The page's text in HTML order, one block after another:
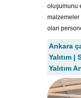
oluşumunu
malzemeler
olan
Ankara
Yalıtım
Yalıtım